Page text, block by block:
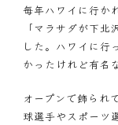
毎年ハワイに行か
「マラサダが下
した。ハワイに行
かったけれど有名
オープンで飾られ
球選手やスポーツ